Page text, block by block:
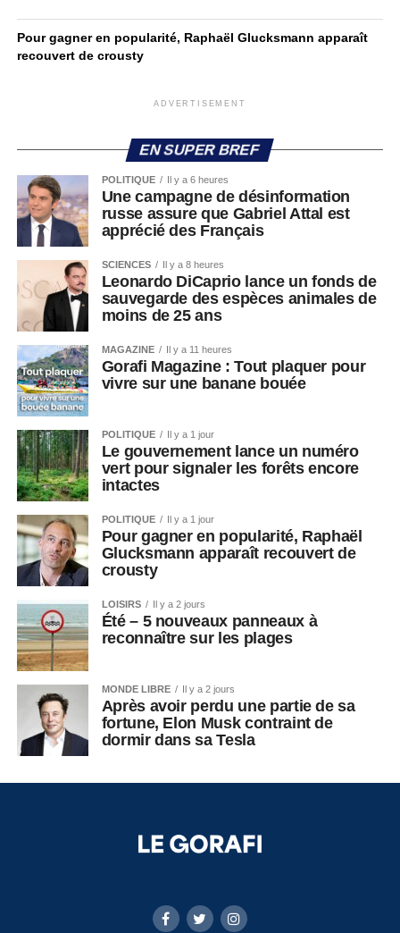
Pour gagner en popularité, Raphaël Glucksmann apparaît
recouvert de crousty
ADVERTISEMENT
EN SUPER BREF
POLITIQUE Il y a 6 heures
Une campagne de désinformation
russe assure que Gabriel Attal est
apprécié des Français
SCIENCES Il y a 8 heures
Leonardo DiCaprio lance un fonds de
sauvegarde des espèces animales de
moins de 25 ans
MAGAZINE Il y a 11 heures
Gorafi Magazine : Tout plaquer pour
vivre sur une banane bouée
POLITIQUE Il y a 1 jour
Le gouvernement lance un numéro
vert pour signaler les forêts encore
intactes
POLITIQUE Il y a 1 jour
Pour gagner en popularité, Raphaël
Glucksmann apparaît recouvert de
crousty
LOISIRS Il y a 2 jours
Été – 5 nouveaux panneaux à
reconnaître sur les plages
MONDE LIBRE Il y a 2 jours
Après avoir perdu une partie de sa
fortune, Elon Musk contraint de
dormir dans sa Tesla